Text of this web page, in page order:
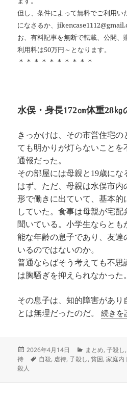
但し、条件によって無料でご利用い
になさるか、
お、有料記事を無断で転載、公開
利用料は50万円～となります。
＊＊＊＊＊＊＊＊＊＊
水俣・身長172㎝体重28㎏
きっかけは、その市営住宅の
ても明かりが灯らないことを
通報だった。
その部屋には母親と19歳にな
はず。ただ、母親は水俣市内
形で働きに出ていて、基本的
していた。食事は母親が宅配
聞いている。小学生ならと
能な年齢の息子であり、友達
いるのではないのか。
普通ならばそう考えても不思
は胸騒ぎを抑えられなかった。
その息子は、知的障害があり
とは無理だったのだ。
続きを
投
稿
日:
2026年4月14日
カ
テ
まとめ,子殺し
待
タ
自殺, 虐待,子殺し,貧困,家庭内
殺人